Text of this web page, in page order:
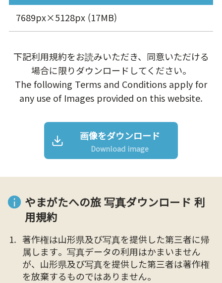
7689px×5128px (17MB)
下記利用規約をお読みいただき、同意いただける
場合に限りダウンロードしてください。
The following Terms and Conditions apply for
any use of Images provided on this website.
画像をダウンロード
Download image
やまがたへの旅 写真ダウンロード 利
用規約
著作権は山形県及び写真を提供した第三者に帰
属します。写真データの利用はかまいません
が、山形県及び写真を提供した第三者は著作権
を放棄するものではありません。